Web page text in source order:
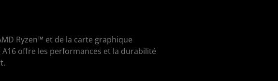
Ryzen™ et de la carte graphique
A16 offre les performances et la durabilité